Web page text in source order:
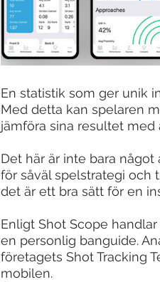
En statistik som ger unik
Med detta kan spelaren
jämföra sina resultet med
Det här är inte bara
för såväl spelstrategi och
det är ett bra sätt för en
Enligt Shot Scope
en personlig banguide.
företagets Shot Tracking
mobilen.